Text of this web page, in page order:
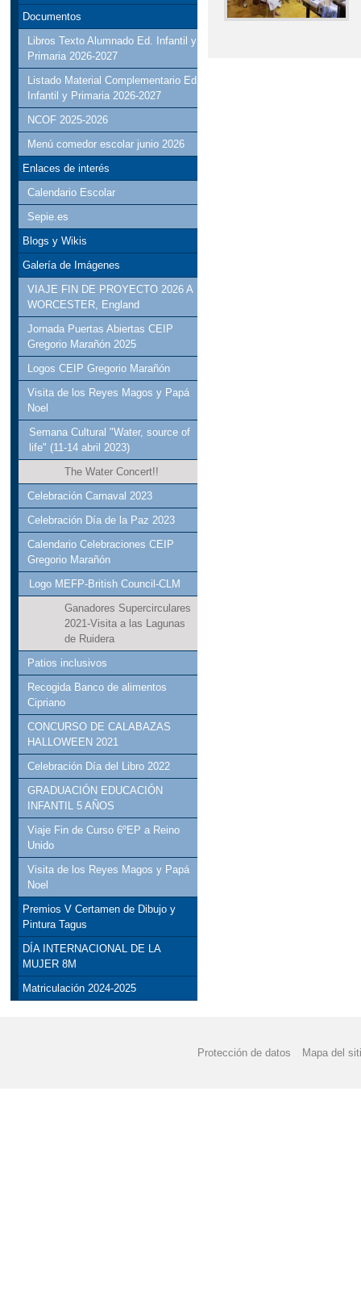
Documentos
Libros Texto Alumnado Ed. Infantil y
Primaria 2026-2027
Listado Material Complementario Ed
Infantil y Primaria 2026-2027
NCOF 2025-2026
Menú comedor escolar junio 2026
Enlaces de interés
Calendario Escolar
Sepie.es
Blogs y Wikis
Galería de Imágenes
VIAJE FIN DE PROYECTO 2026 A
WORCESTER, England
Jornada Puertas Abiertas CEIP
Gregorio Marañón 2025
Logos CEIP Gregorio Marañón
Visita de los Reyes Magos y Papá
Noel
Semana Cultural "Water, source of
life" (11-14 abril 2023)
The Water Concert!!
Celebración Carnaval 2023
Celebración Día de la Paz 2023
Calendario Celebraciones CEIP
Gregorio Marañón
Logo MEFP-British Council-CLM
Ganadores Supercirculares
2021-Visita a las Lagunas
de Ruidera
Patios inclusivos
Recogida Banco de alimentos
Cipriano
CONCURSO DE CALABAZAS
HALLOWEEN 2021
Celebración Día del Libro 2022
GRADUACIÓN EDUCACIÓN
INFANTIL 5 AÑOS
Viaje Fin de Curso 6ºEP a Reino
Unido
Visita de los Reyes Magos y Papá
Noel
Premios V Certamen de Dibujo y
Pintura Tagus
DÍA INTERNACIONAL DE LA
MUJER 8M
Matriculación 2024-2025
Protección de datos Mapa del